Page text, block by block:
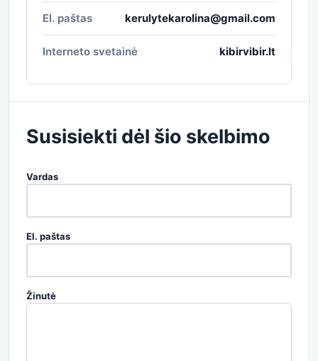
El. paštas kerulytekarolina@gmail.com
Interneto svetainė kibirvibir.lt
Susisiekti dėl šio skelbimo
Vardas
El. paštas
Žinutė